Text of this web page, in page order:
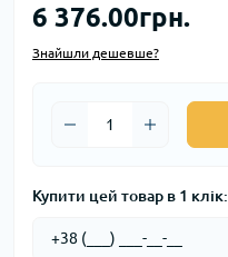
6 376.00грн.
Знайшли дешевше?
Купити цей товар в 1 клік: